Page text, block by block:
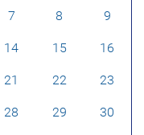
7 8 9
14 15 16
21 22 23
28 29 30